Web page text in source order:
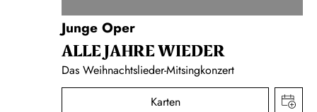
Junge Oper
ALLE JAHRE WIEDER
Das Weihnachtslieder-Mitsingkonzert
Karten